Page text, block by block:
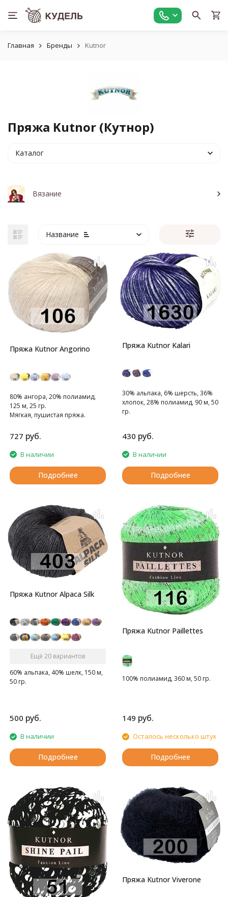
Главная Бренды Kutnor
Пряжа Kutnor (Кутнор)
Каталог
Вязание
Название
Пряжа Kutnor Angorino
80% ангора, 20% полиамид,
125 м, 25 гр.
Мягкая, пушистая пряжа.
727 руб.
В наличии
Подробнее
Пряжа Kutnor Kalari
30% альпака, 6% шерсть, 36%
хлопок, 28% полиамид, 90 м, 50
гр.
430 руб.
В наличии
Подробнее
Пряжа Kutnor Alpaca Silk
Ещё 20 вариантов
60% альпака, 40% шелк, 150 м,
50 гр.
500 руб.
В наличии
Подробнее
Пряжа Kutnor Paillettes
100% полиамид, 360 м, 50 гр.
149 руб.
Осталось несколько штук
Подробнее
Пряжа Kutnor Viverone